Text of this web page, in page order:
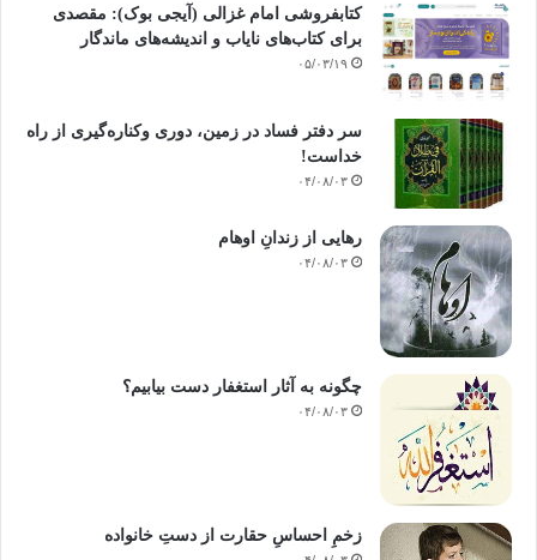
داشت وفقط در طول تاریخ فرم آن تغییر می کند. انسان همواره نا راضی است
از این رو احساس می کند که در دنیایی خشن زیست می کند. بنابر قانون تعرف
الاشیا باضدادها خشونت چیزی است که برای انسان مطبوع و ملایم نباشد، به
حرف (خ) و عبارت (خش) و همچنین عبارت (خش خش) دقت کنید، از لحاظ زبان
شناسی خشونت خود
منبع : فصل نو / شنبه، تیر ۱۳۸۸ –
خش خشونت خشن پرخاشگر لورنز انتقام پرخاشگری
کتابفروشی امام غزالی (آیجی بوک): مقصدی
برای کتاب‌های نایاب و اندیشه‌های ماندگار
۰۵/۰۳/۱۹
سر دفتر فساد در زمین‌، دوری وکناره‌گیری از راه
خداست‌!
۰۴/۰۸/۰۳
رهایی از زندانِ اوهام
۰۴/۰۸/۰۳
چگونه به آثار استغفار دست بیابیم؟
۰۴/۰۸/۰۳
زخمِ احساسِ حقارت از دستِ خانواده